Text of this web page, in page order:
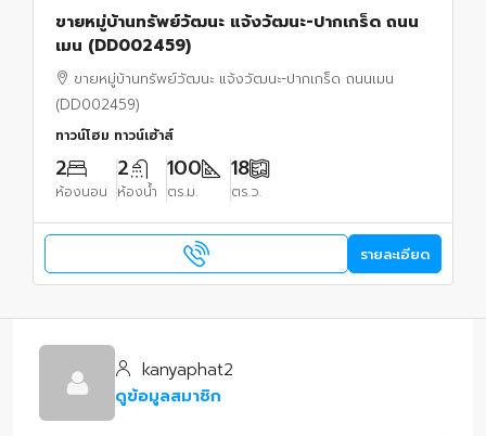
ขายหมู่บ้านทรัพย์วัฒนะ แจ้งวัฒนะ-ปากเกร็ด ถนน
เมน (DD002459)
ขายหมู่บ้านทรัพย์วัฒนะ แจ้งวัฒนะ-ปากเกร็ด ถนนเมน
(DD002459)
ทาวน์โฮม ทาวน์เฮ้าส์
2
ห้องนอน
2
ห้องน้ำ
100
ตร.ม.
18
ตร.ว.
รายละเอียด
kanyaphat2
ดูข้อมูลสมาชิก